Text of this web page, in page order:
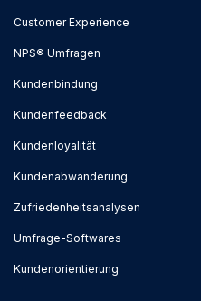
Customer Experience
NPS® Umfragen
Kundenbindung
Kundenfeedback
Kundenloyalität
Kundenabwanderung
Zufriedenheitsanalysen
Umfrage-Softwares
Kundenorientierung